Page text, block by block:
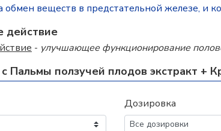
обмен веществ в предстательной железе, и
действие
- улучшающее функционирование
Пальмы ползучей плодов экстракт +
Дозировка